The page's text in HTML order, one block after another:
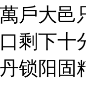
戶大邑
剩下
锁阳固